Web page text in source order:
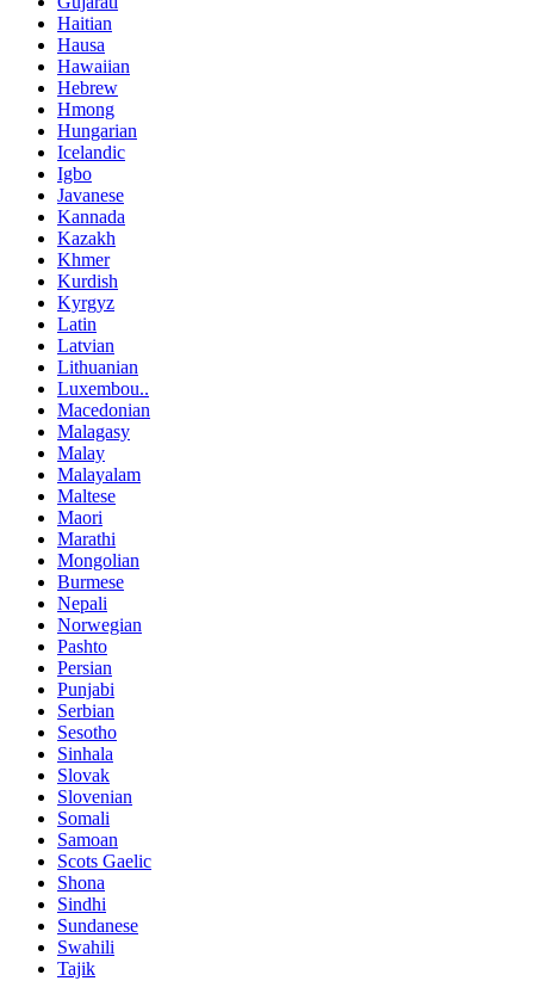
Haitian
Hausa
Hawaiian
Hebrew
Hmong
Hungarian
Icelandic
Igbo
Javanese
Kannada
Kazakh
Khmer
Kurdish
Kyrgyz
Latin
Latvian
Lithuanian
Luxembou..
Macedonian
Malagasy
Malay
Malayalam
Maltese
Maori
Marathi
Mongolian
Burmese
Nepali
Norwegian
Pashto
Persian
Punjabi
Serbian
Sesotho
Sinhala
Slovak
Slovenian
Somali
Samoan
Scots Gaelic
Shona
Sindhi
Sundanese
Swahili
Tajik